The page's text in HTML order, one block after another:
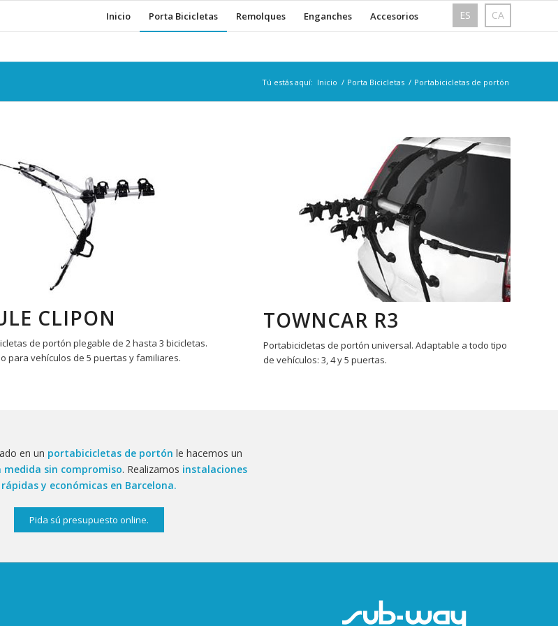
Inicio Porta Bicicletas Remolques Enganches Accesorios ES CA
Tú estás aquí: Inicio / Porta Bicicletas / Portabicicletas de portón
CLIPON
de portón plegable de 2 hasta 3 bicicletas.
para vehículos de 5 puertas y familiares.
TOWNCAR R3
Portabicicletas de portón universal. Adaptable a todo tipo
de vehículos: 3, 4 y 5 puertas.
en un portabicicletas de portón le hacemos un
medida sin compromiso. Realizamos instalaciones
rápidas y económicas en Barcelona.
Pida sú presupuesto online.